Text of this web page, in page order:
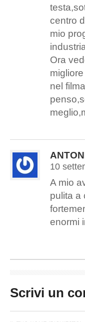
centro
mio
Ora
nel
10
A mio
pulita a
enormi
Scrivi un